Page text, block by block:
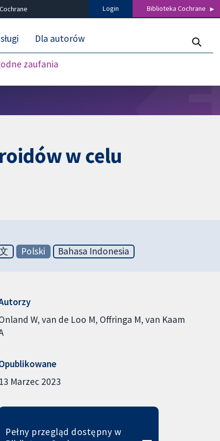
Login Biblioteka Cochrane
zaufania
Dla autorów
w celu
Polski Bahasa Indonesia
W van de Loo M Offringa M van Kaam
13 Marzec 2023
Pełny przegląd dostępny w